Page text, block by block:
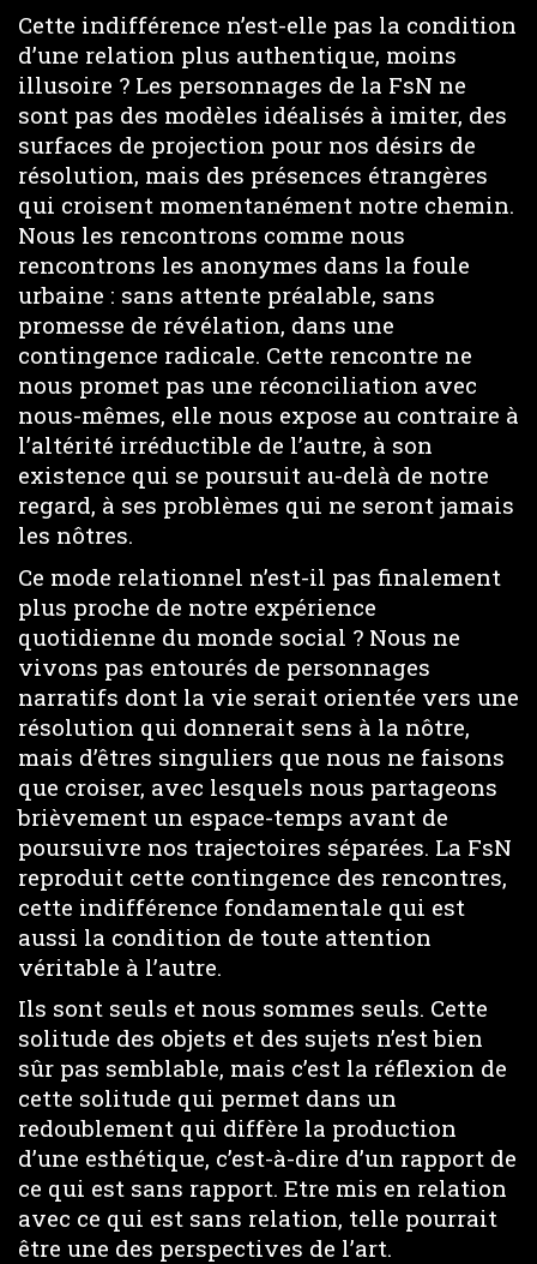
Cette indifférence n’est-elle pas la condition
d’une relation plus authentique, moins
illusoire ? Les personnages de la FsN ne
sont pas des modèles idéalisés à imiter, des
surfaces de projection pour nos désirs de
résolution, mais des présences étrangères
qui croisent momentanément notre chemin.
Nous les rencontrons comme nous
rencontrons les anonymes dans la foule
urbaine : sans attente préalable, sans
promesse de révélation, dans une
contingence radicale. Cette rencontre ne
nous promet pas une réconciliation avec
nous-mêmes, elle nous expose au contraire à
l’altérité irréductible de l’autre, à son
existence qui se poursuit au-delà de notre
regard, à ses problèmes qui ne seront jamais
les nôtres.
Ce mode relationnel n’est-il pas finalement
plus proche de notre expérience
quotidienne du monde social ? Nous ne
vivons pas entourés de personnages
narratifs dont la vie serait orientée vers une
résolution qui donnerait sens à la nôtre,
mais d’êtres singuliers que nous ne faisons
que croiser, avec lesquels nous partageons
brièvement un espace-temps avant de
poursuivre nos trajectoires séparées. La FsN
reproduit cette contingence des rencontres,
cette indifférence fondamentale qui est
aussi la condition de toute attention
véritable à l’autre.
Ils sont seuls et nous sommes seuls. Cette
solitude des objets et des sujets n’est bien
sûr pas semblable, mais c’est la réflexion de
cette solitude qui permet dans un
redoublement qui diffère la production
d’une esthétique, c’est-à-dire d’un rapport de
ce qui est sans rapport. Etre mis en relation
avec ce qui est sans relation, telle pourrait
être une des perspectives de l’art.